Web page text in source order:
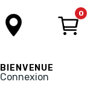
0
BIENVENUE
Connexion